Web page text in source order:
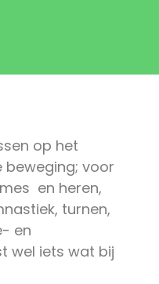
op het
beweging; voor
en heren,
turnen,
en
wel iets wat bij